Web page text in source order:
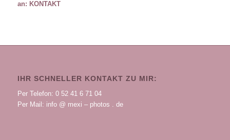
an: KONTAKT
IHR SCHNELLER KONTAKT ZU MIR:
Per Telefon: 0 52 41 6 71 04
Per Mail: info @ mexi – photos . de